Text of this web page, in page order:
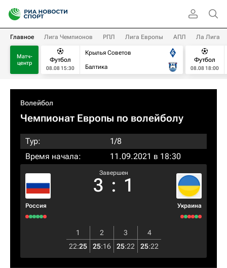
Главное Лига Чемпионов РПЛ Лига Европы АПЛ Ла Лига
Матч-
центр
Футбол
08.08 15:30
Крылья Советов
Балтика
Футбол
08.08 18:00
Волейбол
Чемпионат Европы по волейболу
Тур:
1/8
Время начала:
11.09.2021 в 18:30
Россия
Завершен
3 : 1
Украина
1 2 3
4
22:25 25:16 25:22 25:22